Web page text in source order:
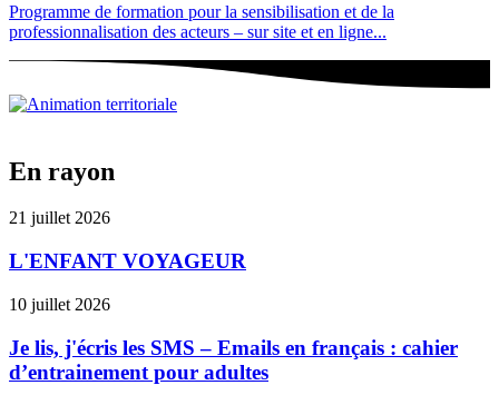
Programme de formation pour la sensibilisation et de la
professionnalisation des acteurs – sur site et en ligne...
En rayon
21 juillet 2026
L'ENFANT VOYAGEUR
10 juillet 2026
Je lis, j'écris les SMS – Emails en français : cahier
d’entrainement pour adultes